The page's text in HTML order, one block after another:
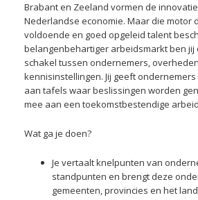
Brabant en Zeeland vormen de
Nederlandse economie. Maar die motor
voldoende en goed opgeleid talent
belangenbehartiger arbeidsmarkt ben jij
schakel tussen ondernemers,
kennisinstellingen. Jij geeft
aan tafels waar beslissingen worden
mee aan een toekomstbestendige
Wat ga je doen?
Je vertaalt knelpunten van
standpunten en brengt deze
gemeenten, provincies en het